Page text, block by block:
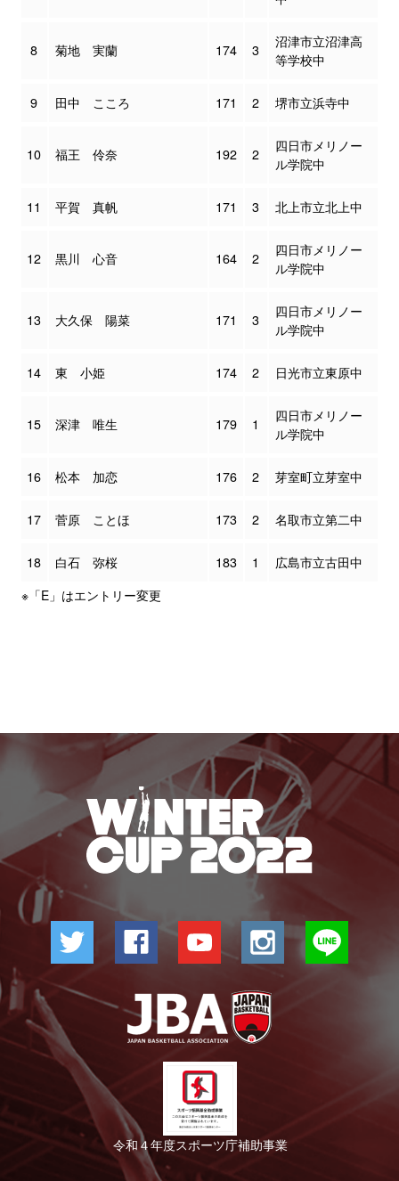
8 菊地 実蘭 174 3
沼津市立沼津高
等学校中
9 田中 こころ 171 2 堺市立浜寺中
10 福王 伶奈 192 2
四日市メリノー
ル学院中
11 平賀 真帆 171 3 北上市立北上中
12 黒川 心音 164 2
四日市メリノー
ル学院中
13 大久保 陽菜 171 3
四日市メリノー
ル学院中
14 東 小姫 174 2 日光市立東原中
15 深津 唯生 179 1
四日市メリノー
ル学院中
16 松本 加恋 176 2 芽室町立芽室中
17 菅原 ことほ 173 2 名取市立第二中
18 白石 弥桜 183 1
広島市立古田中
※「E」はエントリー変更
令和４年度スポーツ庁補助事業